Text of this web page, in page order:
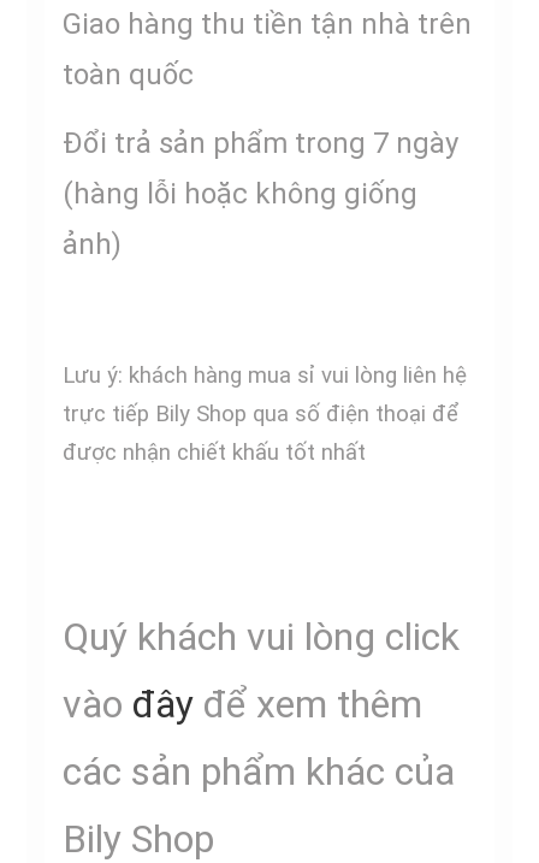
Giao hàng thu tiền tận nhà trên
toàn quốc
Đổi trả sản phẩm trong 7 ngày
(hàng lỗi hoặc không giống
ảnh)
Lưu ý: khách hàng mua sỉ vui lòng liên hệ
trực tiếp Bily Shop qua số điện thoại để
được nhận chiết khấu tốt nhất
Quý khách vui lòng click
vào đâyđể xem thêm
các sản phẩm khác của
Bily Shop